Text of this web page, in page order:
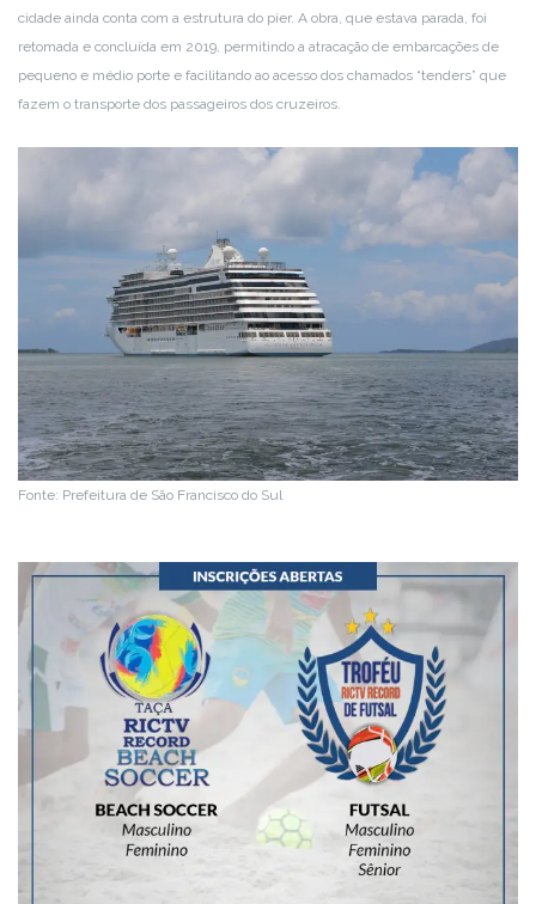
cidade ainda conta com a estrutura do píer. A obra, que estava parada, foi
retomada e concluída em 2019, permitindo a atracação de embarcações de
pequeno e médio porte e facilitando ao acesso dos chamados “tenders” que
fazem o transporte dos passageiros dos cruzeiros.
Fonte: Prefeitura de São Francisco do Sul